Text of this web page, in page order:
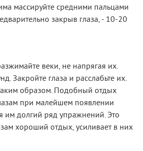
массируйте средними пальцами
закрыв глаза, - 10-20
веки, не напрягая их.
Закройте глаза и расслабьте их.
образом. Подобный отдых
при малейшем появлении
им долгий ряд упражнений. Это
хороший отдых, усиливает в них